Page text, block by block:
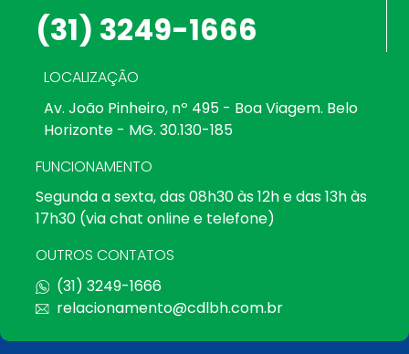
(31) 3249-1666
LOCALIZAÇÃO
Av. João Pinheiro, nº 495 - Boa Viagem. Belo
Horizonte - MG. 30.130-185
FUNCIONAMENTO
Segunda a sexta, das 08h30 às 12h e das 13h às
17h30 (via chat online e telefone)
OUTROS CONTATOS
(31) 3249-1666
relacionamento@cdlbh.com.br